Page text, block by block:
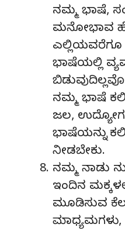
ನಮ್ಮ ಭಾಷೆ,
ಮನೋಭಾವ
ಭಾಷೆಯಲ್ಲಿ
ನಮ್ಮ ಭಾಷೆ
ಜಲ, ಉದ್ಯೋಗ
ಭಾಷೆಯನ್ನು
ನೀಡಬೇಕು.
ನಮ್ಮ ನಾಡು
ಇಂದಿನ
ಮೂಡಿಸುವ
ಮಾಧ್ಯಮಗಳು,